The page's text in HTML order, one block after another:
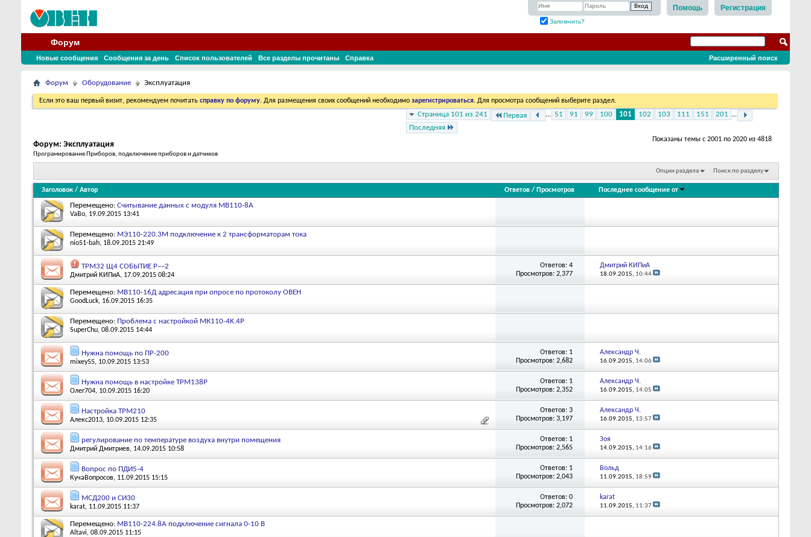
Регистрация
Помощь
Запомнить?
Форум
Новые сообщения Сообщения за день Список пользователей Все разделы прочитаны Справка Расширенный поиск
Форум Оборудование Эксплуатация
Если это ваш первый визит, рекомендуем почитать справку по форуму. Для размещения своих сообщений необходимо зарегистрироваться. Для просмотра сообщений выберите раздел.
Страница 101 из 241 Первая ... 51 91 99 100 101 102 103 111 151 201 ...
Последняя
Показаны темы с 2001 по 2020 из 4818
Форум: Эксплуатация
Програмирование Приборов, подключение приборов и датчиков
Опции раздела Поиск по разделу
Заголовок / Автор Ответов / Просмотров Последнее сообщение от
Перемещено: Считывание данных с модуля МВ110-8А
VaBo, 19.09.2015 13:41
Перемещено: МЭ110-220.3М подключение к 2 трансформаторам тока
nio51-bah, 18.09.2015 21:49
ТРМ32 Щ4 СОБЫТИЕ P−−2
Дмитрий КИПиА, 17.09.2015 08:24
Ответов: 4
Просмотров: 2,377
Дмитрий КИПиА
18.09.2015, 10:44
Перемещено: МВ110-16Д адресация при опросе по протоколу ОВЕН
GoodLuck, 16.09.2015 16:35
Перемещено: Проблема с настройкой МК110-4K.4P
SuperChu, 08.09.2015 14:44
Нужна помощь по ПР-200
mixey55, 10.09.2015 13:53
Ответов: 1
Просмотров: 2,682
Александр Ч.
16.09.2015, 14:06
Нужна помощь в настройке ТРМ138Р
Олег704, 10.09.2015 16:20
Ответов: 1
Просмотров: 2,352
Александр Ч.
16.09.2015, 14:05
Настройка ТРМ210
Алекс2013, 10.09.2015 12:35
Ответов: 3
Просмотров: 3,197
Александр Ч.
16.09.2015, 13:57
регулирование по температуре воздуха внутри помещения
Дмитрий Дмитриев, 14.09.2015 10:58
Ответов: 1
Просмотров: 2,565
Зоя
14.09.2015, 14:16
Вопрос по ПДИ5-4
КучаВопросов, 11.09.2015 15:15
Ответов: 1
Просмотров: 2,043
Вольд
11.09.2015, 18:59
МСД200 и СИ30
karat, 11.09.2015 11:37
Ответов: 0
Просмотров: 2,072
karat
11.09.2015, 11:37
Перемещено: МВ110-224.8А подключение сигнала 0-10 В
Altavi, 08.09.2015 11:15